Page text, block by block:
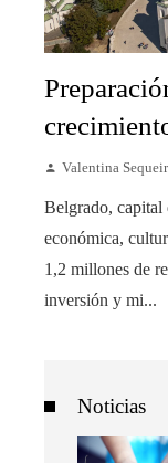
Valentina
Belgrado, capital
económica,
1,2 millones de
inversión y mi...
Noticias